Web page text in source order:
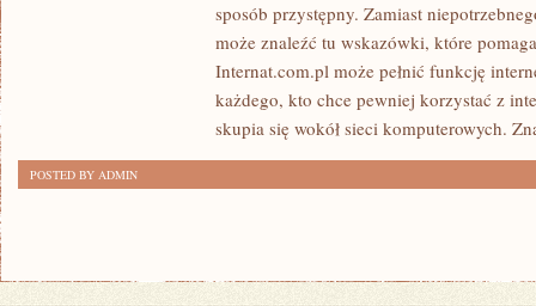
SATELITARNY
sposób przystępny. Zamiast
może znaleźć tu wskazówki, które
Internat.com.pl może pełnić funkcję
każdego, kto chce pewniej korzystać z
skupia się wokół sieci komputerowych.
POSTED BY ADMIN